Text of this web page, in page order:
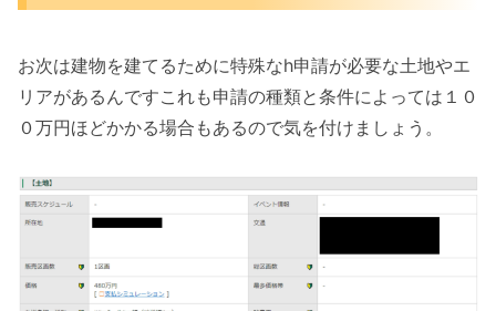
お次は建物を建てるために特殊なh申請が必要な土地やエ
リアがあるんですこれも申請の種類と条件によっては１０
０万円ほどかかる場合もあるので気を付けましょう。